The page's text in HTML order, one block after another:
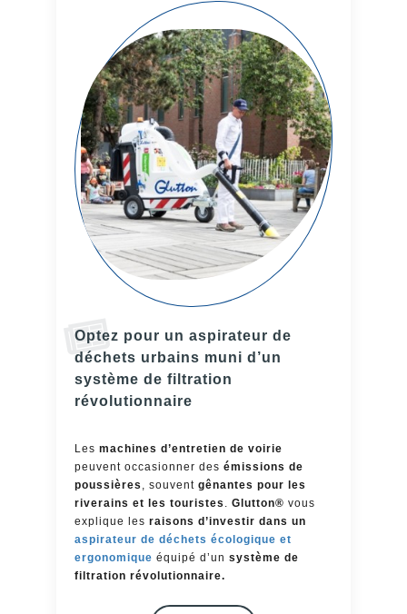
Optez pour un aspirateur de
déchets urbains muni d’un
système de filtration
révolutionnaire
Lesmachines d’entretien de voirie
peuvent occasionner desémissions de
poussières , souventgênantes pour les
riverains et les touristes .Glutton® vous
explique lesraisons d’investir dans un
aspirateur de déchets écologique et
ergonomique équipé d’unsystème de
filtration révolutionnaire.